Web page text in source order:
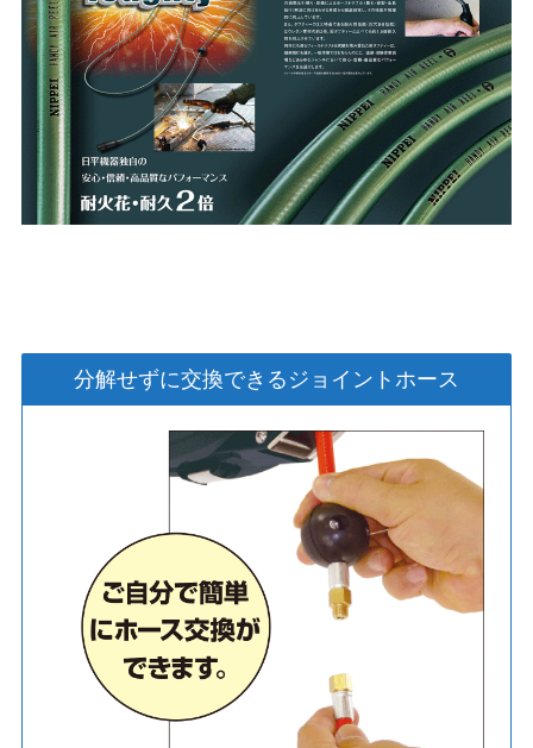
分解せずに交換できるジョイントホース